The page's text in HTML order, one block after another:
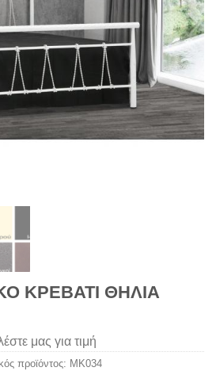
ΚΡΕΒΑΤΙ ΘΗΛΙΑ
μας για τιμή
προϊόντος: MK034